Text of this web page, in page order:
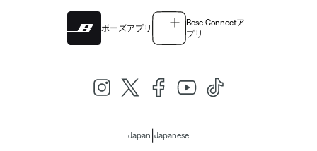
ボーズアプリ
Bose Connectア
プリ
Japan Japanese